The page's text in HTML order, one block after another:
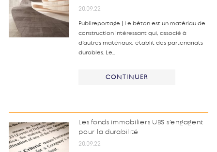
20.09.22
Publireportage | Le béton est un matériau de
construction intéressant qui, associé à
d’autres matériaux, établit des partenariats
durables. Le…
CONTINUER
Les fonds immobiliers UBS s’engagent
pour la durabilité
20.09.22